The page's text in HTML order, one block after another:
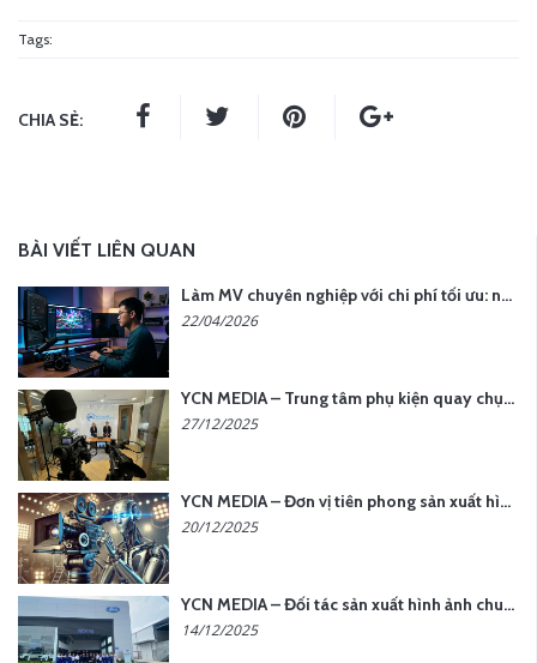
Tags:
CHIA SẺ:
BÀI VIẾT LIÊN QUAN
Làm MV chuyên nghiệp với chi phí tối ưu: nên chọn quay thực tế hay video AI?
22/04/2026
YCN MEDIA – Trung tâm phụ kiện quay chụp tại Hà Nội
27/12/2025
YCN MEDIA – Đơn vị tiên phong sản xuất hình ảnh & âm thanh bằng AI tại Hà Nội
20/12/2025
YCN MEDIA – Đối tác sản xuất hình ảnh chuyên nghiệp cho doanh nghiệp tại Hà Nội
14/12/2025